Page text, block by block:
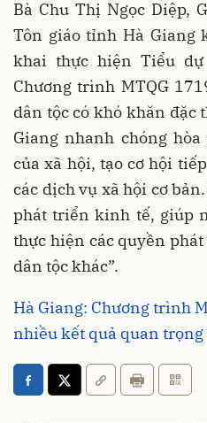
Bà Chu Thị Ngọc Diệp,
Tôn giáo tỉnh Hà Giang
khai thực hiện Tiểu
Chương trình MTQG
dân tộc có khó khăn
Giang nhanh chóng
của xã hội, tạo cơ hội
các dịch vụ xã hội cơ
phát triển kinh tế, giúp
thực hiện các quyền
dân tộc khác”.
Hà Giang: Chương trình
nhiều kết quả quan